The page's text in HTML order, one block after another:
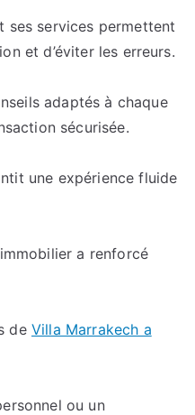
ses services permettent
et d’éviter les erreurs.
adaptés à chaque
sécurisée.
une expérience fluide
a renforcé
de Villa Marrakech a
ou un